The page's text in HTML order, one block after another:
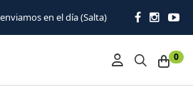
en el día (Salta)
0